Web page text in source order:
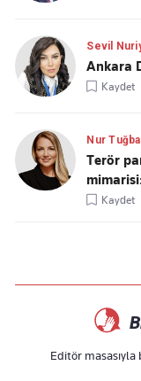
Sevil
Ankara
Kaydet
Nur
Terör
Kaydet
Editör